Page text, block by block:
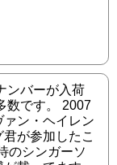
ンバーが入荷
数です。 2007
ン・ヘイレン
が参加したこ
のシンガーソ